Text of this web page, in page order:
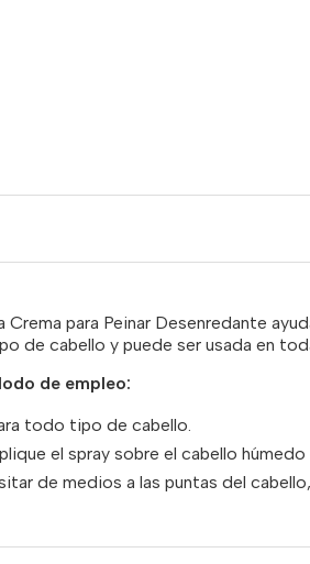
Crema para Peinar Desenredante
de cabello y puede ser usada en
de empleo:
todo tipo de cabello.
el spray sobre el cabello húmedo
de medios a las puntas del cabello,